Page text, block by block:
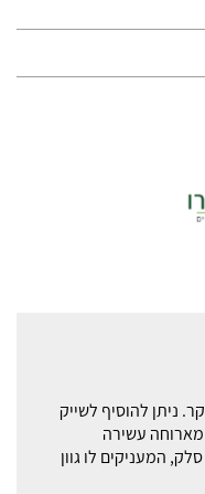
ניתן להוסיף לשייק
מארוחה עשירה
המעניקים לו גוון